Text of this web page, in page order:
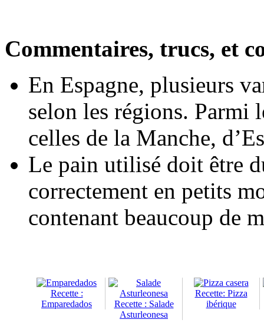
Commentaires, trucs, et
En Espagne, plusieurs
selon les régions. Parmi
celles de la Manche,
Le pain utilisé doit être
correctement en petits
contenant beaucoup de
Recette :
Emparedados
Recette : Salade
Asturleonesa
Recette: Pizza
ibérique